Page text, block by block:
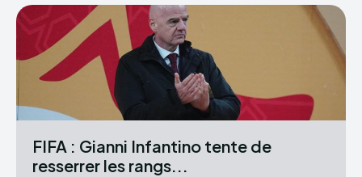
FIFA : Gianni Infantino tente de
resserrer les rangs...